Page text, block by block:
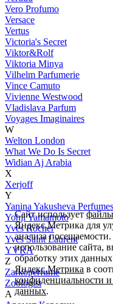
Vero Profumo
Versace
Vertus
Victoria's Secret
Viktor&Rolf
Viktoria Minya
Vilhelm Parfumerie
Vince Camuto
Vivienne Westwood
Vladislava Parfum
Voyages Imaginaires
W
Welton London
What We Do Is Secret
Widian Aj Arabia
X
Xerjoff
Y
Yanina Yakusheva Perfumes
Yohji Yamamoto
Yves Rocher
Yves Saint Laurent
YVRA
Z
Zarkoperfume
Zoologist
А
Сайт использует
Яндекс.Метрика для
анализа
использование сайта,
обработку этих
Яндекс.Метрика в
конфиденциальности
данных.